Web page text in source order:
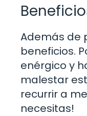
Además de
beneficios.
enérgico y
malestar
recurrir a
necesitas!